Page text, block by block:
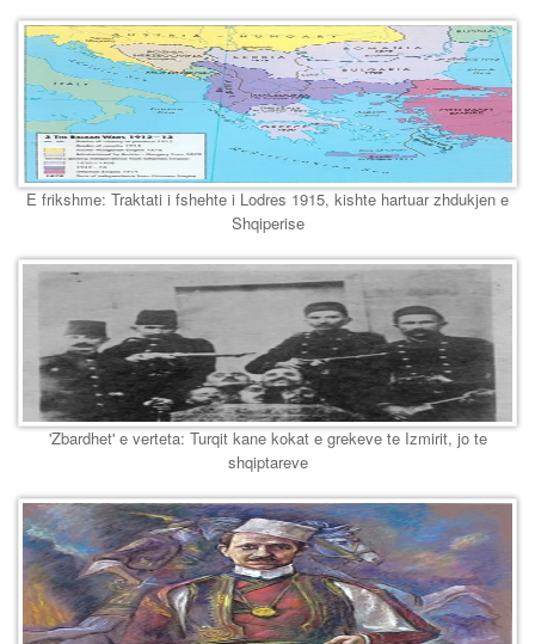
E frikshme: Traktati i fshehte i Lodres 1915, kishte hartuar zhdukjen e
Shqiperise
'Zbardhet' e verteta: Turqit kane kokat e grekeve te Izmirit, jo te
shqiptareve